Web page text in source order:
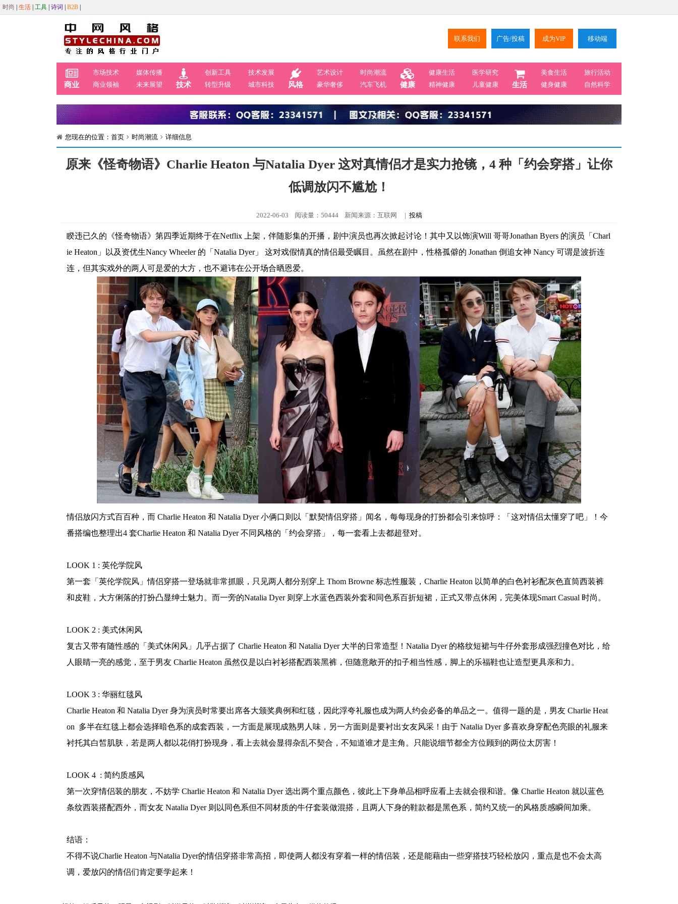
时尚 生活 工具 诗词 B2B
联系我们 广告/投稿 成为VIP 移动端
商业
市场技术
媒体传播
商业领袖
未来展望 技术
创新工具
技术发展
转型升级
城市科技 风格
艺术设计
时尚潮流
豪华奢侈
汽车飞机 健康
健康生活
医学研究
精神健康
儿童健康 生活
美食生活
旅行活动
健身健康
自然科学
您现在的位置： 首页 时尚潮流 详细信息
原来《怪奇物语》Charlie Heaton 与Natalia Dyer 这对真情侣才是实力抢镜，4 种「约会穿搭」让你
低调放闪不尴尬！
2022-06-03 阅读量：50444 新闻来源：互联网 | 投稿
睽违已久的《怪奇物语》第四季近期终于在Netflix 上架，伴随影集的开播，剧中演员也再次掀起讨论！其中又以饰演Will 哥哥Jonathan Byers 的演员「Charl
ie Heaton」以及资优生Nancy Wheeler 的「Natalia Dyer」 这对戏假情真的情侣最受瞩目。虽然在剧中，性格孤僻的 Jonathan 倒追女神 Nancy 可谓是波折连
连，但其实戏外的两人可是爱的大方，也不避讳在公开场合晒恩爱。
情侣放闪方式百百种，而 Charlie Heaton 和 Natalia Dyer 小俩口则以「默契情侣穿搭」闻名，每每现身的打扮都会引来惊呼：「这对情侣太懂穿了吧」！今
番搭编也整理出4 套Charlie Heaton 和 Natalia Dyer 不同风格的「约会穿搭」，每一套看上去都超登对。
LOOK 1 : 英伦学院风
第一套「英伦学院风」情侣穿搭一登场就非常抓眼，只见两人都分别穿上 Thom Browne 标志性服装，Charlie Heaton 以简单的白色衬衫配灰色直筒西装裤
和皮鞋，大方俐落的打扮凸显绅士魅力。而一旁的Natalia Dyer 则穿上水蓝色西装外套和同色系百折短裙，正式又带点休闲，完美体现Smart Casual 时尚。
LOOK 2 : 美式休闲风
复古又带有随性感的「美式休闲风」几乎占据了 Charlie Heaton 和 Natalia Dyer 大半的日常造型！Natalia Dyer 的格纹短裙与牛仔外套形成强烈撞色对比，给
人眼睛一亮的感觉，至于男友 Charlie Heaton 虽然仅是以白衬衫搭配西装黑裤，但随意敞开的扣子相当性感，脚上的乐福鞋也让造型更具亲和力。
LOOK 3 : 华丽红毯风
Charlie Heaton 和 Natalia Dyer 身为演员时常要出席各大颁奖典例和红毯，因此浮夸礼服也成为两人约会必备的单品之一。值得一题的是，男友 Charlie Heat
on 多半在红毯上都会选择暗色系的成套西装，一方面是展现成熟男人味，另一方面则是要衬出女友风采！由于 Natalia Dyer 多喜欢身穿配色亮眼的礼服来
衬托其白皙肌肤，若是两人都以花俏打扮现身，看上去就会显得杂乱不契合，不知道谁才是主角。只能说细节都全方位顾到的两位太厉害！
LOOK 4 : 简约质感风
第一次穿情侣装的朋友，不妨学 Charlie Heaton 和 Natalia Dyer 选出两个重点颜色，彼此上下身单品相呼应看上去就会很和谐。像 Charlie Heaton 就以蓝色
条纹西装搭配西外，而女友 Natalia Dyer 则以同色系但不同材质的牛仔套装做混搭，且两人下身的鞋款都是黑色系，简约又统一的风格质感瞬间加乘。
结语：
不得不说Charlie Heaton 与Natalia Dyer的情侣穿搭非常高招，即使两人都没有穿着一样的情侣装，还是能藉由一些穿搭技巧轻松放闪，重点是也不会太高
调，爱放闪的情侣们肯定要学起来！